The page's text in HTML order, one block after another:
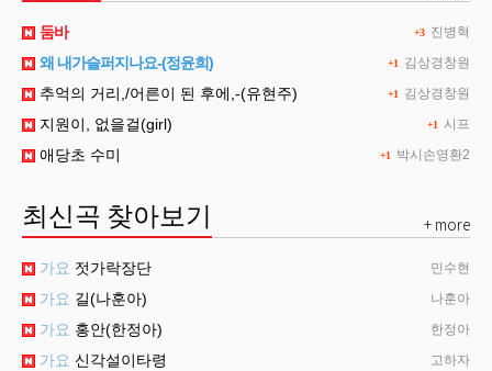
+3 진병혁
둠바
+1 김상경창원
왜 내가슬퍼지나요-(정윤희)
+1 김상경창원
추억의 거리,/어른이 된 후에,-(유현주)
+1 시프
지원이, 없을걸(girl)
+1 박시손영환2
애당초 수미
+ more
최신곡 찾아보기
민수현
가요 젓가락장단
나훈아
가요 길(나훈아)
한정아
가요 홍안(한정아)
고하자
가요 신각설이타령